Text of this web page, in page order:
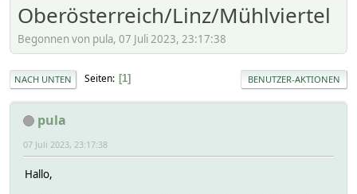
Oberösterreich/Linz/Mühlviertel
Begonnen von pula, 07 Juli 2023, 23:17:38
NACH UNTEN Seiten 1 BENUTZER-AKTIONEN
pula
07 Juli 2023, 23:17:38
Hallo,